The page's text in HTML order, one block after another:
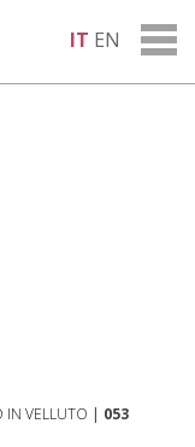
IT EN
IN VELLUTO | 053